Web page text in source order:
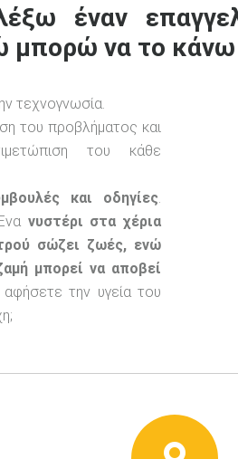
έναν
μπορώ να το κάνω
τεχνογνωσία.
του προβλήματος και
του κάθε
και οδηγίες
νυστέρι στα χέρια
σώζει ζωές, ενώ
μπορεί να αποβεί
την υγεία του